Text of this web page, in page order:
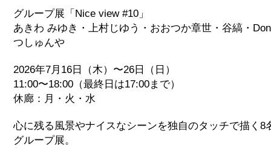
グループ展「Nice view #10」
あきわ みゆき・上村じゆう・おおつか章世・谷縞・
つしゅんや
2026年7月16日（木）〜26日（日）
11:00〜18:00（最終日は17:00まで）
休廊：月・火・水
心に残る風景やナイスなシーンを独自のタッチで描く8
グループ展。